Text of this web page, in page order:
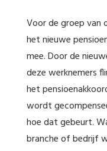
Voor de groep van
het nieuwe
mee. Door de
deze werknemers
het
wordt
hoe dat gebeurt.
branche of bedrijf